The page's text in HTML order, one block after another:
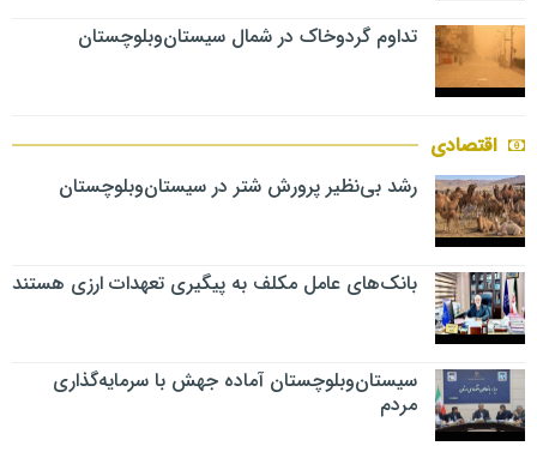
تداوم گردوخاک در شمال سیستان‌وبلوچستان
اقتصادی
رشد بی‌نظیر پرورش شتر در سیستان‌وبلوچستان
بانک‌های عامل مکلف به پیگیری تعهدات ارزی هستند
سیستان‌وبلوچستان آماده جهش با سرمایه‌گذاری
مردم